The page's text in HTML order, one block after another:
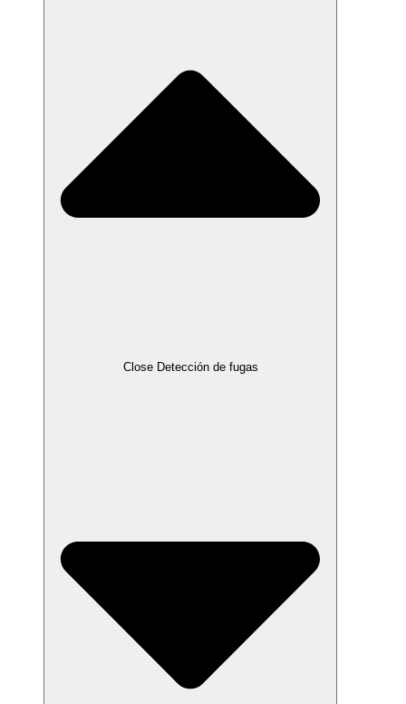
Close Detección de fugas